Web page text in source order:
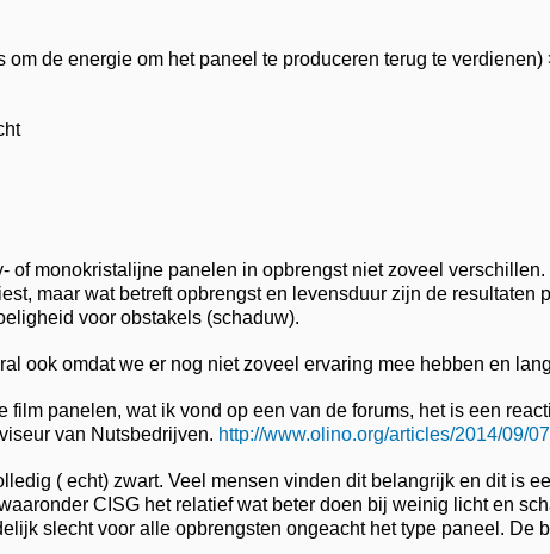
de energie om het paneel te produceren terug te
of monokristalijne panelen in opbrengst niet zoveel
maar wat betreft opbrengst en levensduur zijn de resultaten
voor obstakels (schaduw).
ook omdat we er nog niet zoveel ervaring mee hebben en
film panelen, wat ik vond op een van de forums, het is een
van Nutsbedrijven. http://www.olino.org/articles/2014/09/
( echt) zwart. Veel mensen vinden dit belangrijk en dit is
CISG het relatief wat beter doen bij weinig licht en
slecht voor alle opbrengsten ongeacht het type paneel. De